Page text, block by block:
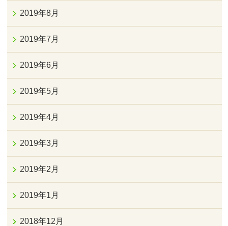
2019年8月
2019年7月
2019年6月
2019年5月
2019年4月
2019年3月
2019年2月
2019年1月
2018年12月